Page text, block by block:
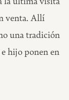
venta. Allí
una tradición
hijo ponen en